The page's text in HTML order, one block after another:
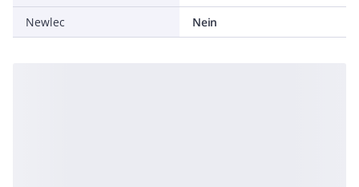
Newlec
Nein